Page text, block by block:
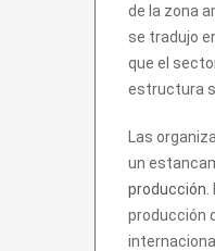
de la zona
se tradujo
que el
estructura
Las
un
producción
producción